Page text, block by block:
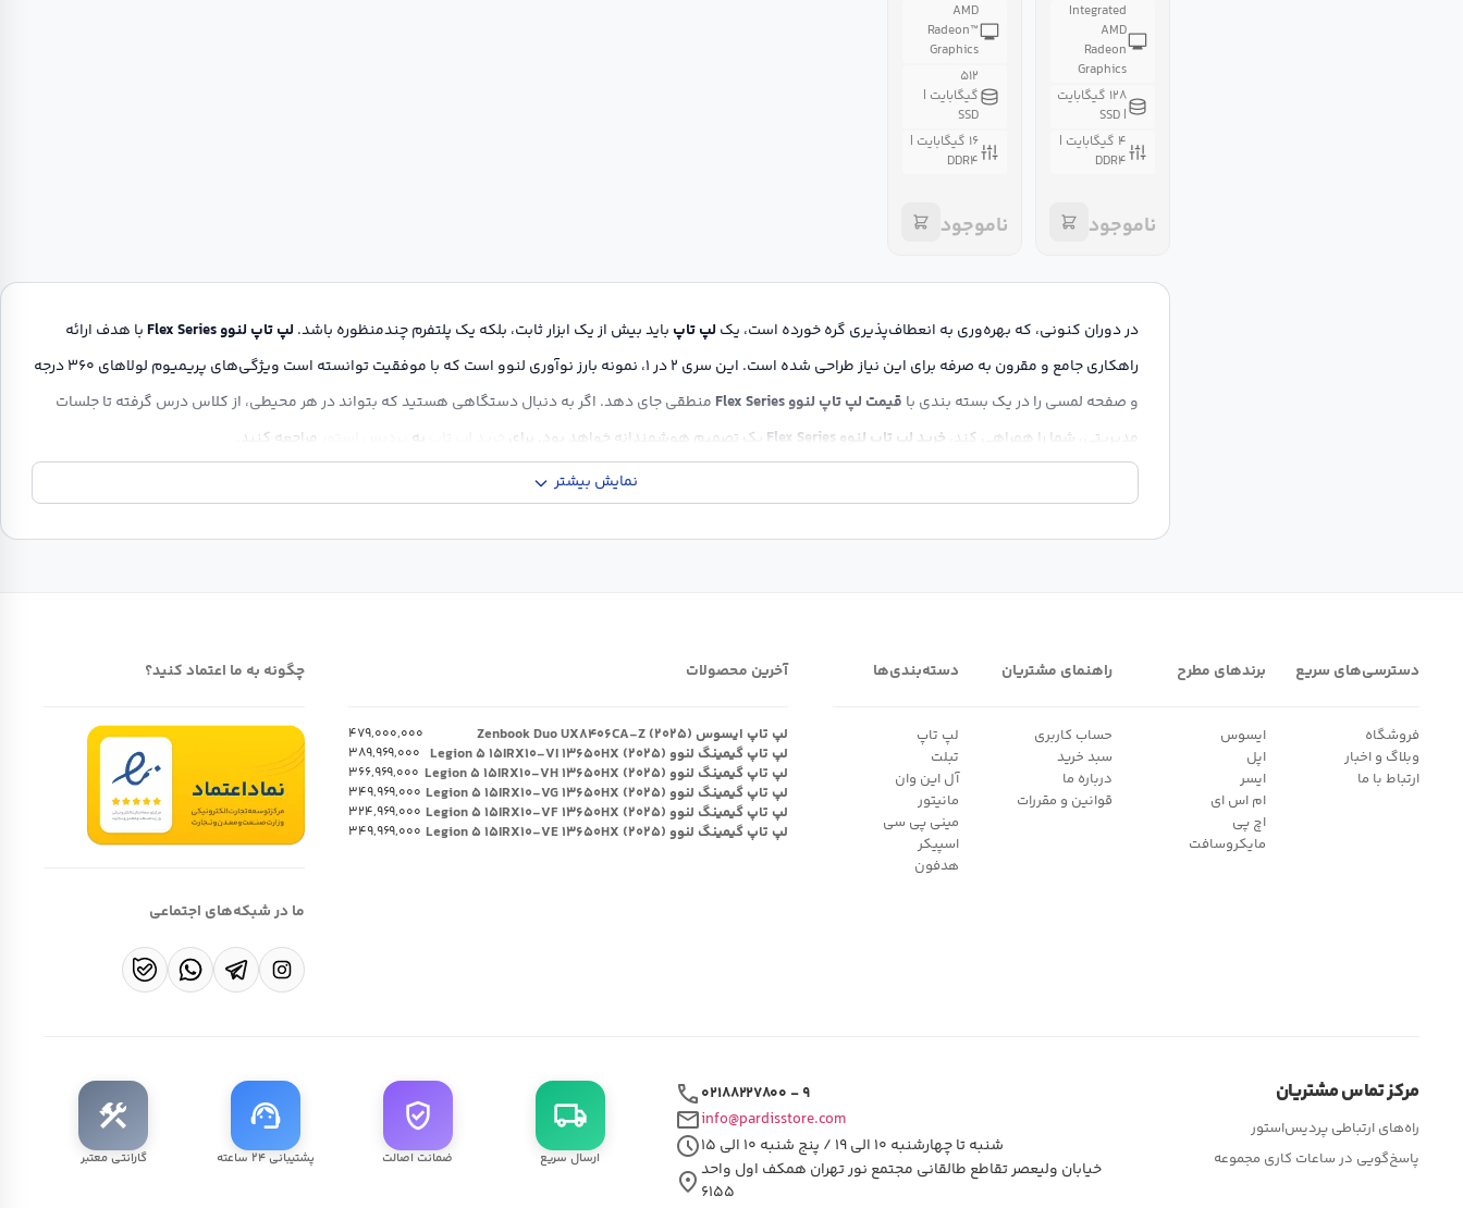
Integrated
AMD
Radeon
Graphics
۱۲۸ گیگابایت
| SSD
۴ گیگابایت |
DDR۴
ناموجود
AMD
Radeon™
Graphics
۵۱۲
گیگابایت |
SSD
۱۶ گیگابایت |
DDR۴
ناموجود
در دوران کنونی، که بهره‌وری به انعطاف‌پذیری گره خورده است، یک لپ تاپ باید بیش از یک ابزار ثابت، بلکه یک پلتفرم چندمنظوره باشد. لپ تاپ لنوو Flex Series
با هدف ارائه
راهکاری جامع و مقرون به صرفه برای این نیاز طراحی شده است. این سری ۲ در ۱، نمونه بارز نوآوری لنوو است که با موفقیت توانسته است ویژگی‌های پریمیوم لولاهای ۳۶۰ درجه
و صفحه لمسی را در یک بسته بندی با قیمت لپ تاپ لنوو Flex Series
منطقی جای دهد. اگر به دنبال دستگاهی هستید که بتواند در هر محیطی، از کلاس درس گرفته تا جلسات
مدیریتی، شما را همراهی کند، خرید لپ تاپ لنوو Flex Series یک تصمیم هوشمندانه خواهد بود. برای به مراجعه کنید.
، تعهد داریم که فراتر از فروش، اطلاعات کاملی از مشخصات فنی، مزایای رقابتی و آخرین
نمایش بیشتر
دسترسی‌های سریع برندهای مطرح راهنمای مشتریان دسته‌بندی‌ها
فروشگاه
وبلاگ و اخبار
ارتباط با ما
ایسوس
اپل
ایسر
ام اس ای
اچ پی
مایکروسافت
حساب کاربری
سبد خرید
درباره ما
قوانین و مقررات
لپ تاپ
تبلت
آل این وان
مانیتور
مینی پی سی
اسپیکر
هدفون
آخرین محصولات
لپ تاپ ایسوس Zenbook Duo UX۸۴۰۶CA-Z (۲۰۲۵) ۴۷۹,۰۰۰,۰۰۰
لپ تاپ گیمینگ لنوو Legion ۵ ۱۵IRX۱۰-VI ۱۳۶۵۰HX (۲۰۲۵) ۳۸۹,۹۶۹,۰۰۰
لپ تاپ گیمینگ لنوو Legion ۵ ۱۵IRX۱۰-VH ۱۳۶۵۰HX (۲۰۲۵) ۳۶۶,۹۶۹,۰۰۰
لپ تاپ گیمینگ لنوو Legion ۵ ۱۵IRX۱۰-VG ۱۳۶۵۰HX (۲۰۲۵) ۳۴۹,۹۶۹,۰۰۰
لپ تاپ گیمینگ لنوو Legion ۵ ۱۵IRX۱۰-VF ۱۳۶۵۰HX (۲۰۲۵) ۳۲۴,۹۶۹,۰۰۰
لپ تاپ گیمینگ لنوو Legion ۵ ۱۵IRX۱۰-VE ۱۳۶۵۰HX (۲۰۲۵) ۳۴۹,۹۶۹,۰۰۰
چگونه به ما اعتماد کنید؟
ما در شبکه‌های اجتماعی
مرکز تماس مشتریان
راه‌های ارتباطی پردیس‌استور
پاسخ‌گویی در ساعات کاری مجموعه
call۰۲۱۸۸۲۲۷۸۰۰ - ۹
mailinfo@pardisstore.com
schedule شنبه تا چهارشنبه ۱۰ الی ۱۹ / پنج شنبه ۱۰ الی ۱۵
location_onخیابان ولیعصر تقاطع طالقانی مجتمع نور تهران همکف اول واحد
۶۱۵۵
local_shipping
ارسال سریع
verified_user
ضمانت اصالت
support_agent
پشتیبانی ۲۴ ساعته
construction
گارانتی معتبر